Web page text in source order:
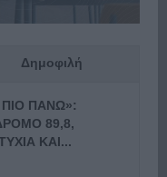
Δημοφιλή
ΠΑΝΩ»:
89,8,
ΚΑΙ...